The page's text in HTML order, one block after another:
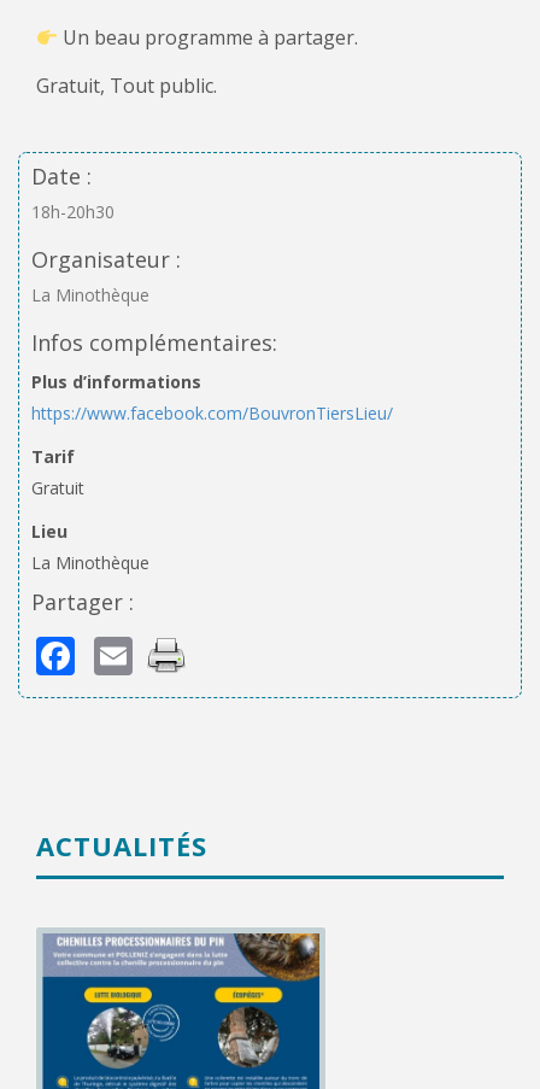
Un beau programme à partager.
Gratuit, Tout public.
Date :
18h-20h30
Organisateur :
La Minothèque
Infos complémentaires:
Plus d’informations
https://www.facebook.com/BouvronTiersLieu/
Tarif
Gratuit
Lieu
La Minothèque
Partager :
Facebook
Email
ACTUALITÉS